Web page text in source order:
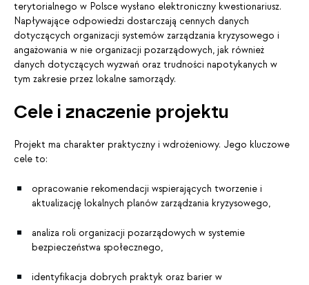
terytorialnego w Polsce wysłano elektroniczny kwestionariusz.
Napływające odpowiedzi dostarczają cennych danych
dotyczących organizacji systemów zarządzania kryzysowego i
angażowania w nie organizacji pozarządowych, jak również
danych dotyczących wyzwań oraz trudności napotykanych w
tym zakresie przez lokalne samorządy.
Cele i znaczenie projektu
Projekt ma charakter praktyczny i wdrożeniowy. Jego kluczowe
cele to:
opracowanie rekomendacji wspierających tworzenie i
aktualizację lokalnych planów zarządzania kryzysowego,
analiza roli organizacji pozarządowych w systemie
bezpieczeństwa społecznego,
identyfikacja dobrych praktyk oraz barier w